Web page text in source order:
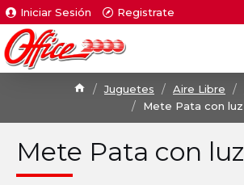
Iniciar Sesión Registrate
Juguetes Aire Libre
Mete Pata con luz
Mete Pata con luz